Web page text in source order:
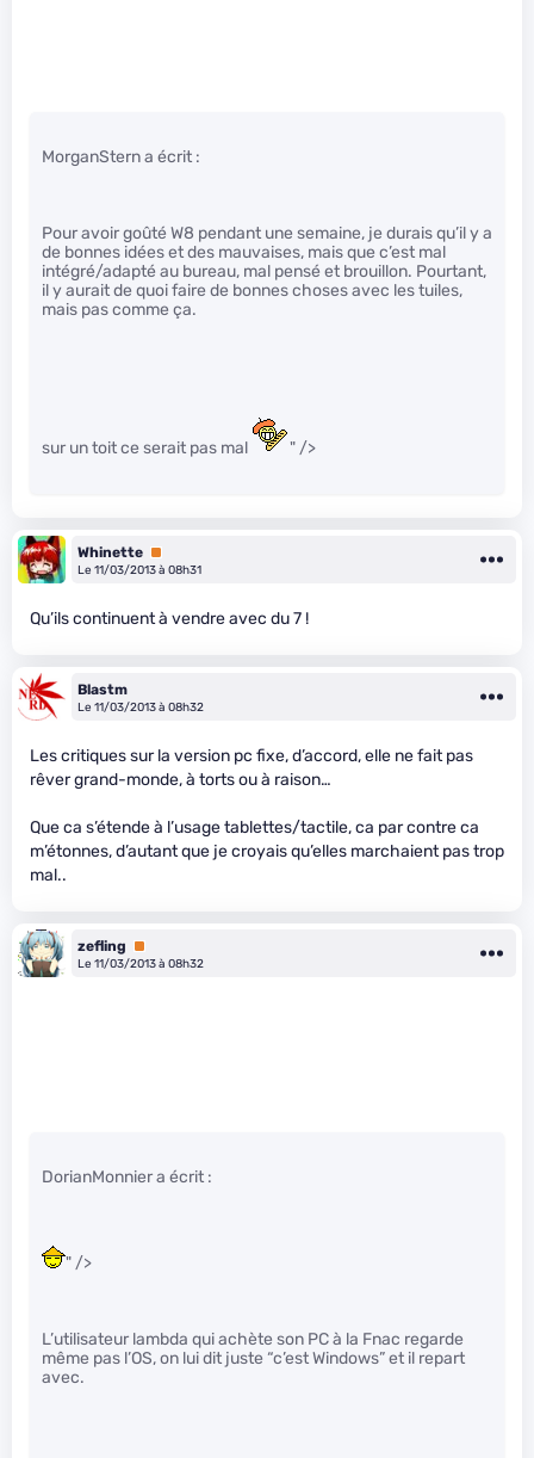
MorganStern a écrit :
Pour avoir goûté W8 pendant une semaine, je durais qu’il y a
de bonnes idées et des mauvaises, mais que c’est mal
intégré/adapté au bureau, mal pensé et brouillon. Pourtant,
il y aurait de quoi faire de bonnes choses avec les tuiles,
mais pas comme ça.
sur un toit ce serait pas mal " />
Whinette Premium
Le 11/03/2013 à 08h31
Qu’ils continuent à vendre avec du 7 !
Blastm
Le 11/03/2013 à 08h32
Les critiques sur la version pc fixe, d’accord, elle ne fait pas
rêver grand-monde, à torts ou à raison…
Que ca s’étende à l’usage tablettes/tactile, ca par contre ca
m’étonnes, d’autant que je croyais qu’elles marchaient pas trop
mal..
zefling
Premium
Le 11/03/2013 à 08h32
DorianMonnier a écrit :
" />
L’utilisateur lambda qui achète son PC à la Fnac regarde
même pas l’OS, on lui dit juste “c’est Windows” et il repart
avec.